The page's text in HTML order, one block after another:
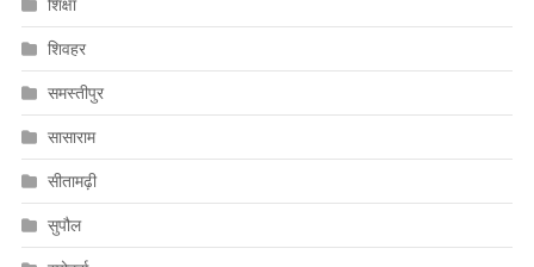
शिक्षा
शिवहर
समस्तीपुर
सासाराम
सीतामढ़ी
सुपौल